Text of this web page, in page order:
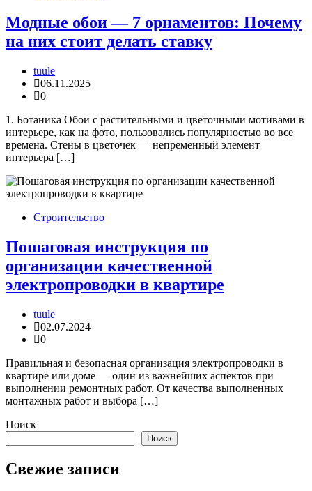
Модные обои — 7 орнаментов: Почему
на них стоит делать ставку
tuule
06.11.2025
0
1. Ботаника Обои с растительными и цветочными мотивами в
интерьере, как на фото, пользовались популярностью во все
времена. Стены в цветочек — непременный элемент
интерьера […]
Строительство
Пошаговая инструкция по
организации качественной
электропроводки в квартире
tuule
02.07.2024
0
Правильная и безопасная организация электропроводки в
квартире или доме — один из важнейших аспектов при
выполнении ремонтных работ. От качества выполненных
монтажных работ и выбора […]
Поиск
Поиск
Свежие записи